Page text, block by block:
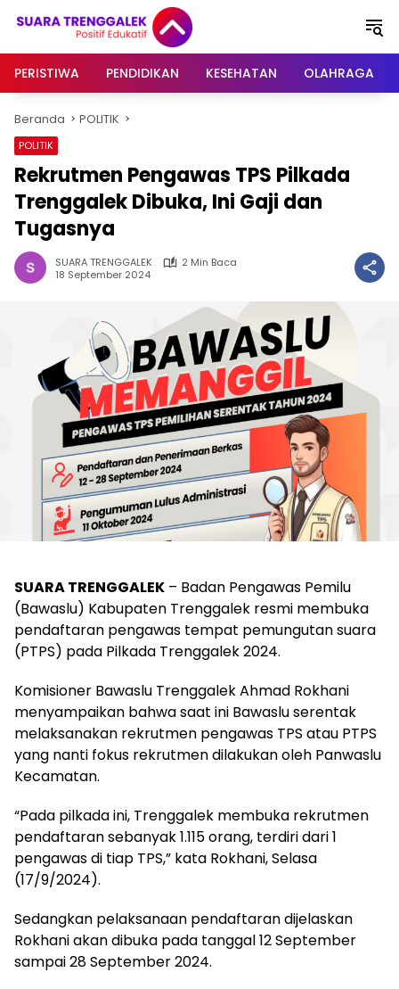
PERISTIWA
PENDIDIKAN KESEHATAN OLAHRAGA
Beranda POLITIK
POLITIK
Rekrutmen Pengawas TPS Pilkada
Trenggalek Dibuka, Ini Gaji dan
Tugasnya
SUARA TRENGGALEK
2 Min Baca
18 September 2024
SUARA TRENGGALEK – Badan Pengawas Pemilu
(Bawaslu) Kabupaten Trenggalek resmi membuka
pendaftaran pengawas tempat pemungutan suara
(PTPS) pada Pilkada Trenggalek 2024.
Komisioner Bawaslu Trenggalek Ahmad Rokhani
menyampaikan bahwa saat ini Bawaslu serentak
melaksanakan rekrutmen pengawas TPS atau PTPS
yang nanti fokus rekrutmen dilakukan oleh Panwaslu
Kecamatan.
“Pada pilkada ini, Trenggalek membuka rekrutmen
pendaftaran sebanyak 1.115 orang, terdiri dari 1
pengawas di tiap TPS,” kata Rokhani, Selasa
(17/9/2024).
Sedangkan pelaksanaan pendaftaran dijelaskan
Rokhani akan dibuka pada tanggal 12 September
sampai 28 September 2024.